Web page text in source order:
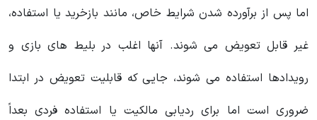
اما پس از برآورده شدن شرایط خاص، مانند بازخرید یا استفاده،
غیر قابل تعویض می شوند. آنها اغلب در بلیط های بازی و
رویدادها استفاده می شوند، جایی که قابلیت تعویض در ابتدا
ضروری است اما برای ردیابی مالکیت یا استفاده فردی بعداً